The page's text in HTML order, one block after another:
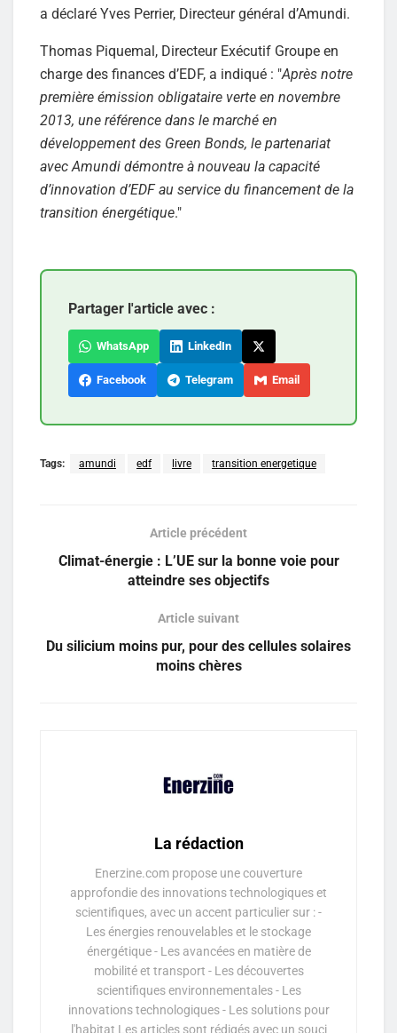
a déclaré Yves Perrier, Directeur général d’Amundi.
Thomas Piquemal, Directeur Exécutif Groupe en
charge des finances d’EDF, a indiqué : "Après notre
première émission obligataire verte en novembre
2013, une référence dans le marché en
développement des Green Bonds, le partenariat
avec Amundi démontre à nouveau la capacité
d’innovation d’EDF au service du financement de la
transition énergétique."
Partager l'article avec :
WhatsApp LinkedIn
Facebook Telegram Email
Tags: amundi edf livre transition energetique
Article précédent
Climat-énergie : L’UE sur la bonne voie pour
atteindre ses objectifs
Article suivant
Du silicium moins pur, pour des cellules solaires
moins chères
La rédaction
Enerzine.com propose une couverture
approfondie des innovations technologiques et
scientifiques, avec un accent particulier sur : -
Les énergies renouvelables et le stockage
énergétique - Les avancées en matière de
mobilité et transport - Les découvertes
scientifiques environnementales - Les
innovations technologiques - Les solutions pour
l'habitat Les articles sont rédigés avec un souci